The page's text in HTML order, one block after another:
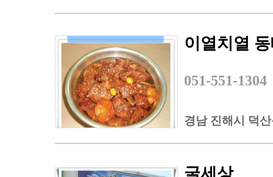
이열치열
051-551-1304
경남 진해시 덕
굴세상